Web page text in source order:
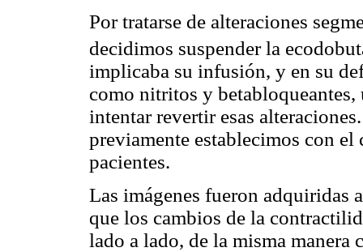
Por tratarse de alteraciones
decidimos suspender la
implicaba su infusión, y en su
como nitritos y
intentar revertir esas
previamente establecimos con
pacientes.
Las imágenes fueron adquiridas
que los cambios de la
lado a lado, de la misma manera